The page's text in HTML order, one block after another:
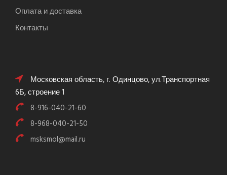
Оплата и доставка
Контакты
Московская область, г. Одинцово, ул.Транспортная
6Б, строение 1
8-916-040-21-60
8-968-040-21-50
msksmol@mail.ru